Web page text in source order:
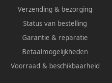
Verzending & bezorging
Status van bestelling
Garantie & reparatie
Betaalmogelijkheden
Voorraad & beschikbaarheid